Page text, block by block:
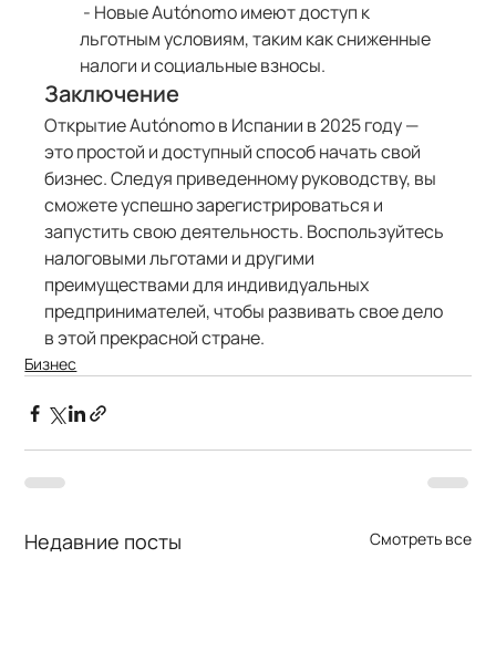
льготным условиям, таким как сниженные
налоги и социальные взносы.
Заключение
Открытие Autónomo в Испании в 2025 году —
это простой и доступный способ начать свой
бизнес. Следуя приведенному руководству, вы
сможете успешно зарегистрироваться и
запустить свою деятельность. Воспользуйтесь
налоговыми льготами и другими
преимуществами для индивидуальных
предпринимателей, чтобы развивать свое дело
в этой прекрасной стране.
Бизнес
Недавние посты Смотреть все